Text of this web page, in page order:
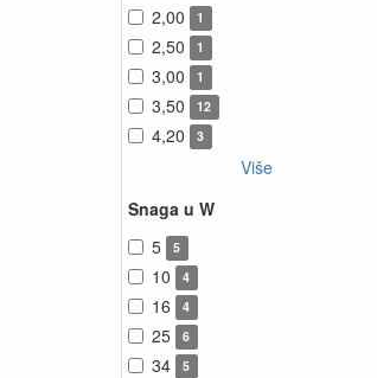
2,00
1
2,50 1
3,00 1
3,50 12
4,20 3
Više
Snaga u W
5
5
10 4
16 4
25 6
34 5